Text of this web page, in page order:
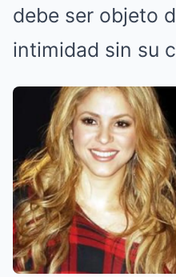
debe ser objeto
intimidad sin su